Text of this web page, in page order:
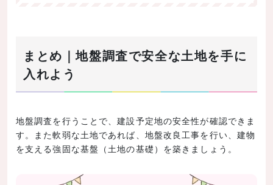
まとめ｜地盤調査で安全な土地を手に
入れよう
地盤調査を行うことで、建設予定地の安全性が確認できま
す。また軟弱な土地であれば、地盤改良工事を行い、建物
を支える強固な基盤（土地の基礎）を築きましょう。